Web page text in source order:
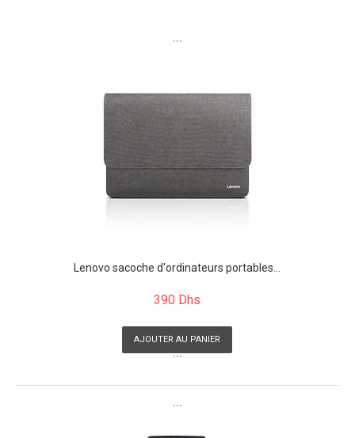
```
Lenovo sacoche d'ordinateurs portables...
390 Dhs
AJOUTER AU PANIER
```
```